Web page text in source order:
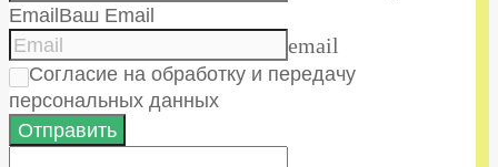
EmailВаш Email
email
Согласие на обработку и передачу
персональных данных
Отправить